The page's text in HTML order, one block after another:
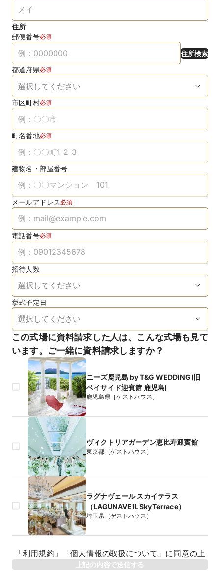
住所
郵便番号必須
住所検索
都道府県必須
市区町村必須
町名番地必須
建物名・部屋番号
メールアドレス 必須
電話番号必須
招待人数
挙式予定日
この式場に資料請求した人は、こんな式場も見て
います。ご一緒に資料請求しますか？
ニーズ鹿児島 by T&G WEDDING(旧
ベイサイド迎賓館 鹿児島)
鹿児島県［ゲストハウス］
ヴィクトリアガーデン恵比寿迎賓館
東京都［ゲストハウス］
ラグナヴェール スカイテラス
（LAGUNAVEIL SkyTerrace）
埼玉県［ゲストハウス］
年
「利用規約 」 「個人情報の取扱について 」 に同意の上
上記の内容で送信する